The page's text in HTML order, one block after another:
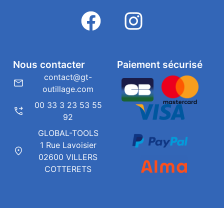
Paiement sécurisé
Nous contacter
contact@gt-
outillage.com
00 33 3 23 53 55
92
GLOBAL-TOOLS
1 Rue Lavoisier
02600 VILLERS
COTTERETS